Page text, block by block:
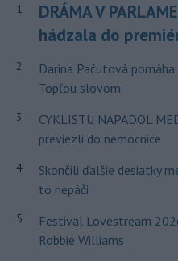
1
DRÁMA V
hádzala do
2
Darina Pačutová
Topľou slovom
3
CYKLISTU NAPADOL
previezli do nemocnice
4
Skončili ďalšie desiatky
to nepáči
5
Festival Lovestream
Robbie Williams